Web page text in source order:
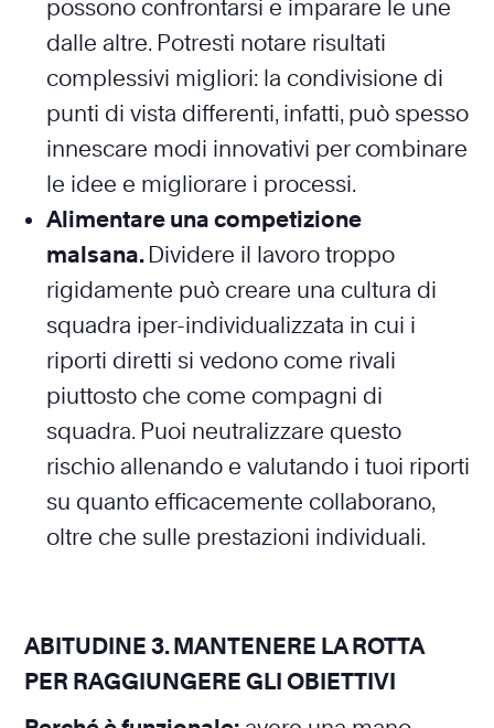
possono confrontarsi e imparare le une
dalle altre. Potresti notare risultati
complessivi migliori: la condivisione di
punti di vista differenti, infatti, può spesso
innescare modi innovativi per combinare
le idee e migliorare i processi.
Alimentare una competizione
malsana. Dividere il lavoro troppo
rigidamente può creare una cultura di
squadra iper-individualizzata in cui i
riporti diretti si vedono come rivali
piuttosto che come compagni di
squadra. Puoi neutralizzare questo
rischio allenando e valutando i tuoi riporti
su quanto efficacemente collaborano,
oltre che sulle prestazioni individuali.
ABITUDINE 3. MANTENERE LA ROTTA
PER RAGGIUNGERE GLI OBIETTIVI